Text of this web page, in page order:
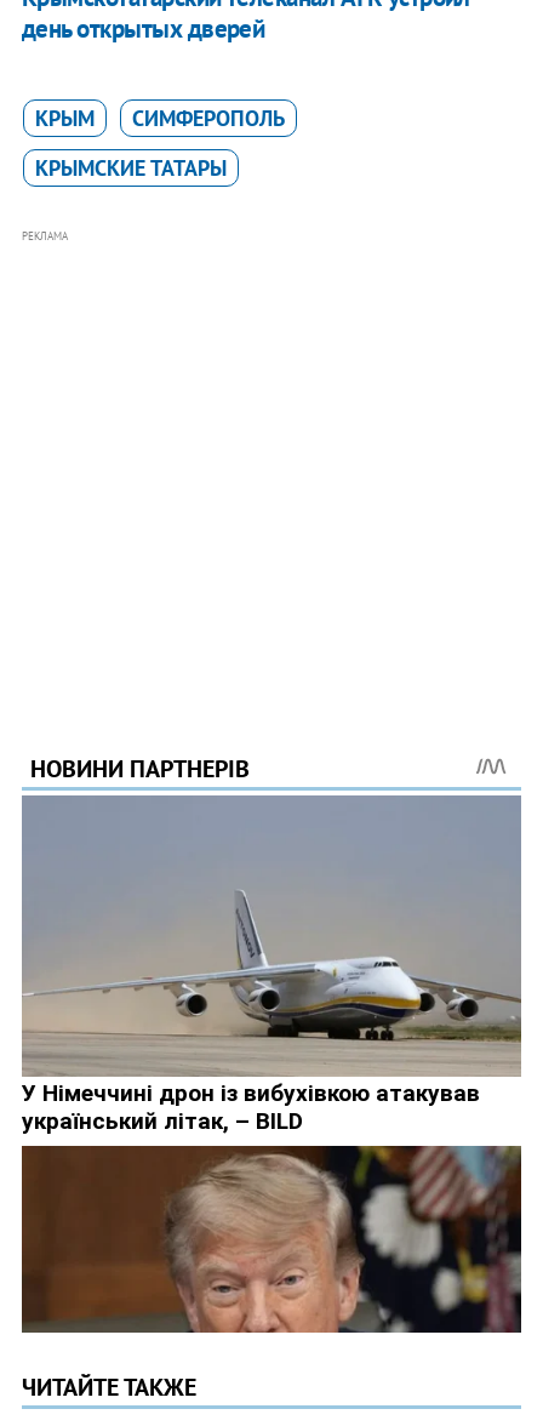
день открытых дверей
КРЫМ
СИМФЕРОПОЛЬ
КРЫМСКИЕ ТАТАРЫ
РЕКЛАМА
ЧИТАЙТЕ ТАКЖЕ